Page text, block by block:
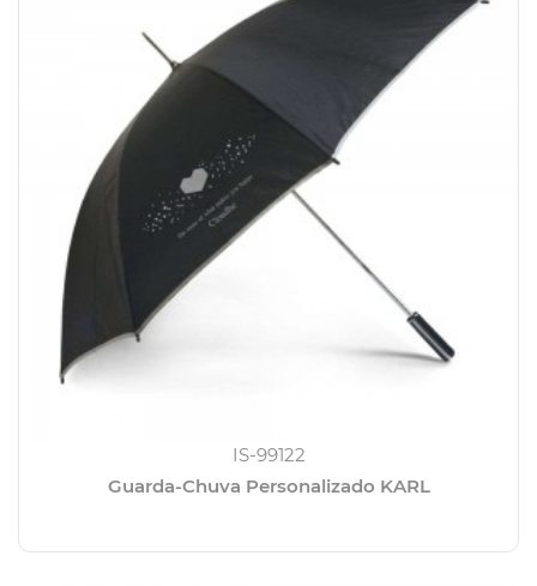
IS-99122
Guarda-Chuva Personalizado KARL